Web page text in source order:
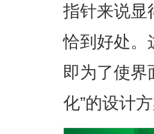
指针来说显
恰到好处。
即为了使界
化”的设计